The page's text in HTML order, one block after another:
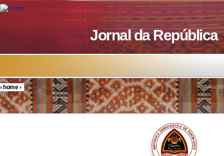
Skip to main content
Jornal da República
You are here
›home›